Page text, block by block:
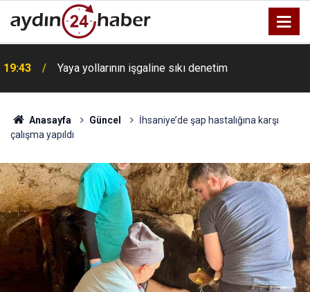
19:43 Yaya yollarının işgaline sıkı denetim
Anasayfa Güncel
İhsaniye’de şap hastalığına karşı
çalışma yapıldı